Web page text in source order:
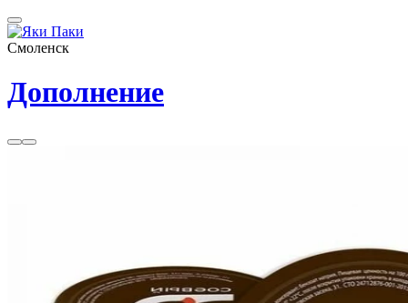
Смоленск
Дополнение